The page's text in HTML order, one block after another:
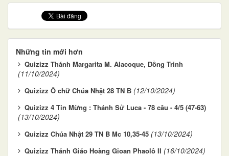
Những tin mới hơn
Quizizz Thánh Margarita M. Alacoque, Ðồng Trinh
(11/10/2024)
Quizizz Ô chữ Chúa Nhật 28 TN B (12/10/2024)
Quizizz 4 Tin Mừng : Thánh Sử Luca - 78 câu - 4/5 (47-63)
(13/10/2024)
Quizizz Chúa Nhật 29 TN B Mc 10,35-45 (13/10/2024)
Quizizz Thánh Giáo Hoàng Gioan Phaolô II (16/10/2024)